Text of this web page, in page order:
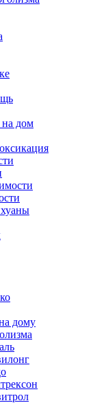
на дом
дому